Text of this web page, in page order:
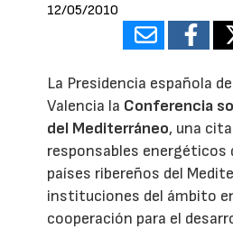
12/05/2010
La Presidencia española
Valencia la Conferencia
del Mediterráneo, una
responsables energéticos
países ribereños del
instituciones del ámbito
cooperación para el